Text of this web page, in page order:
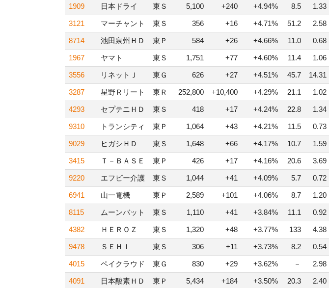
1909 日本ドライ 東Ｓ 5,100 +240 +4.94% 8.5 1.33
3121 マーチャント 東Ｓ 356 +16 +4.71% 51.2 2.58
8714 池田泉州ＨＤ 東Ｐ 584 +26 +4.66% 11.0 0.68
1967 ヤマト 東Ｓ 1,751 +77 +4.60% 11.4 1.06
3556 リネットＪ 東Ｇ 626 +27 +4.51% 45.7 14.31
3287 星野Ｒリート 東Ｒ 252,800 +10,400 +4.29% 21.1 1.02
4293 セプテニＨＤ 東Ｓ 418 +17 +4.24% 22.8 1.34
9310 トランシティ 東Ｐ 1,064 +43 +4.21% 11.5 0.73
9029 ヒガシＨＤ 東Ｓ 1,648 +66 +4.17% 10.7 1.59
3415 Ｔ－ＢＡＳＥ 東Ｐ 426 +17 +4.16% 20.6 3.69
9220 エフビー介護 東Ｓ 1,044 +41 +4.09% 5.7 0.72
6941 山一電機 東Ｐ 2,589 +101 +4.06% 8.7 1.20
8115 ムーンバット 東Ｓ 1,110 +41 +3.84% 11.1 0.92
4382 ＨＥＲＯＺ 東Ｓ 1,320 +48 +3.77% 133 4.38
9478 ＳＥＨＩ 東Ｓ 306 +11 +3.73% 8.2 0.54
4015 ペイクラウド 東Ｇ 830 +29 +3.62% － 2.98
4091 日本酸素ＨＤ 東Ｐ 5,434 +184 +3.50% 20.3 2.40